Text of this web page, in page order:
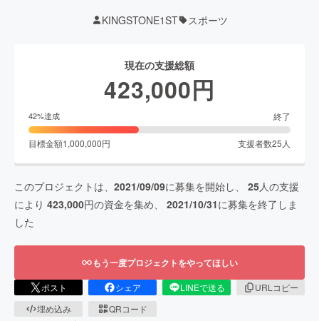
KINGSTONE1ST スポーツ
現在の支援総額
423,000円
42%達成 終了
目標金額1,000,000円 支援者数25 人
このプロジェクトは、 2021/09/09に募集を開始し、 25人の支援
により 423,000円の資金を集め、 2021/10/31に募集を終了しま
した
もう一度プロジェクトをやってほしい
ポスト シェア LINEで送る
URLコピー
埋め込み
QRコード